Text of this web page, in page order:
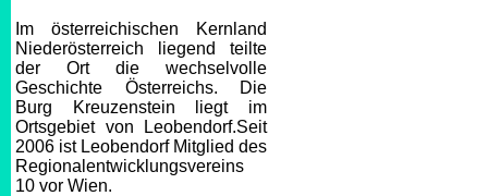
Im österreichischen Kernland
Niederösterreich liegend teilte
der Ort die wechselvolle
Geschichte Österreichs. Die
Burg Kreuzenstein liegt im
Ortsgebiet von Leobendorf.Seit
2006 ist Leobendorf Mitglied des
Regionalentwicklungsvereins
10 vor Wien.